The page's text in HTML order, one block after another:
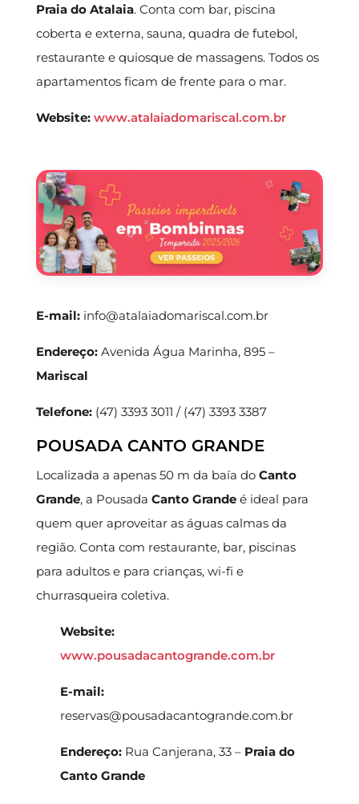
Praia do Atalaia. Conta com bar, piscina
coberta e externa, sauna, quadra de futebol,
restaurante e quiosque de massagens. Todos os
apartamentos ficam de frente para o mar.
Website: www.atalaiadomariscal.com.br
E-mail:info@atalaiadomariscal.com.br
Endereço:Avenida Água Marinha, 895 –
Mariscal
Telefone:(47) 3393 3011 / (47) 3393 3387
POUSADA CANTO GRANDE
Localizada a apenas 50 m da baía do Canto
Grande, a Pousada Canto Grandeé ideal para
quem quer aproveitar as águas calmas da
região. Conta com restaurante, bar, piscinas
para adultos e para crianças, wi-fi e
churrasqueira coletiva.
Website:
www.pousadacantogrande.com.br
E-mail:
reservas@pousadacantogrande.com.br
Endereço:Rua Canjerana, 33 – Praia do
Canto Grande